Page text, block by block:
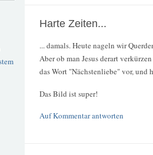
Harte Zeiten...
... damals. Heute nageln wir
Aber ob man Jesus derart
das Wort "Nächstenliebe" vor, und
Das Bild ist super!
Auf Kommentar antworten